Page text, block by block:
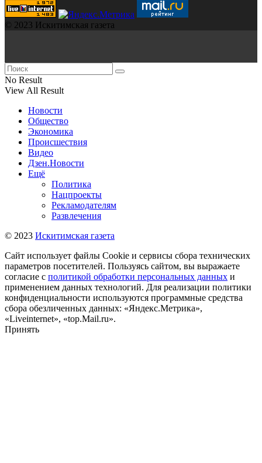
© 2023 Искитимская газета
No Result
View All Result
Новости
Общество
Экономика
Происшествия
Видео
Дзен.Новости
Ещё
Политика
Нацпроекты
Рекламодателям
Развлечения
© 2023 Искитимская газета
Сайт использует файлы Cookie и сервисы сбора технических
параметров посетителей. Пользуясь сайтом, вы выражаете
согласие с политикой обработки персональных данных и
применением данных технологий. Для реализации политики
конфиденциальности используются программные средства
сбора обезличенных данных: «Яндекс.Метрика»,
«Liveinternet», «top.Mail.ru».
Принять